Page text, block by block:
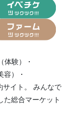
体験）
・
）
・
イト。
みんなで
た総合マーケット